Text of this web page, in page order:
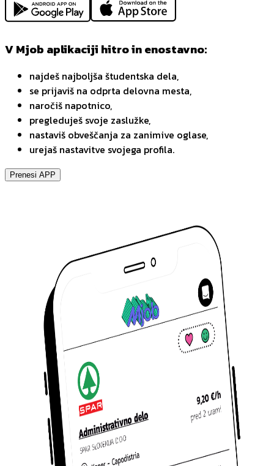
V Mjob aplikaciji hitro in enostavno:
najdeš najboljša študentska dela,
se prijaviš na odprta delovna mesta,
naročiš napotnico,
pregleduješ svoje zaslužke,
nastaviš obveščanja za zanimive oglase,
urejaš nastavitve svojega profila.
Prenesi APP